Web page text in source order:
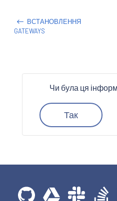
ВСТАНОВЛЕННЯ
GATEWAYS
Чи була ця
Так